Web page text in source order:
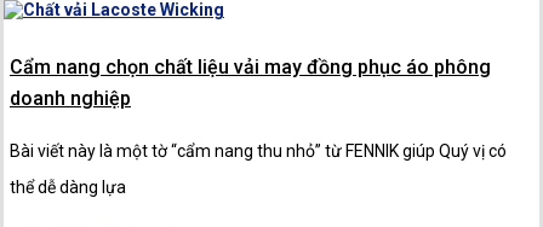
Cẩm nang chọn chất liệu vải may đồng phục áo phông
doanh nghiệp
Bài viết này là một tờ “cẩm nang thu nhỏ” từ FENNIK giúp Quý vị có
thể dễ dàng lựa